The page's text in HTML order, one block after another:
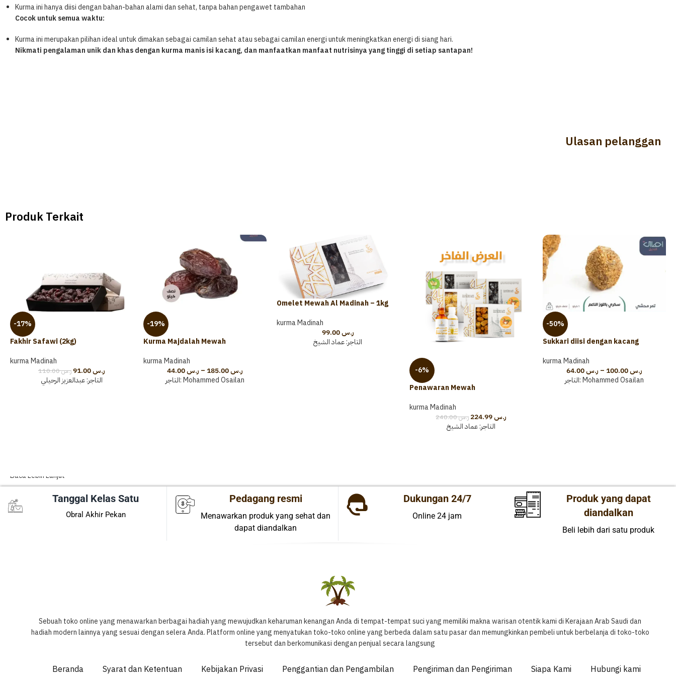
Kurma ini hanya diisi dengan bahan-bahan alami dan sehat, tanpa bahan pengawet tambahan
Cocok untuk semua waktu:
Kurma ini merupakan pilihan ideal untuk dimakan sebagai camilan sehat atau sebagai camilan energi untuk meningkatkan energi di siang hari.
Nikmati pengalaman unik dan khas dengan kurma manis isi kacang, dan manfaatkan manfaat nutrisinya yang tinggi di setiap santapan!
Ulasan pelanggan
Produk Terkait
-17%
Fakhir Safawi (2kg)
kurma Madinah
ر.س110.00 ر.س91.00
التاجر:عبدالعزيز الرحيلي
-19%
Kurma Majdalah Mewah
kurma Madinah
ر.س44.00 – ر.س185.00
التاجر:Mohammed Osailan
Omelet Mewah Al Madinah – 1kg
kurma Madinah
ر.س99.00
التاجر:عماد الشيخ
-6%
Penawaran Mewah
kurma Madinah
ر.س240.00 ر.س224.99
التاجر:عماد الشيخ
-50%
Sukkari diisi dengan kacang
kurma Madinah
ر.س64.00 – ر.س100.00
التاجر:Mohammed Osailan
Baca Lebih Lanjut
Tanggal Kelas Satu
Obral Akhir Pekan
Pedagang resmi
Menawarkan produk yang sehat dan
dapat diandalkan
Dukungan 24/7
Online 24 jam
Produk yang dapat
diandalkan
Beli lebih dari satu produk
Sebuah toko online yang menawarkan berbagai hadiah yang mewujudkan keharuman kenangan Anda di tempat-tempat suci yang memiliki makna warisan otentik kami di Kerajaan Arab Saudi dan
hadiah modern lainnya yang sesuai dengan selera Anda. Platform online yang menyatukan toko-toko online yang berbeda dalam satu pasar dan memungkinkan pembeli untuk berbelanja di toko-toko
tersebut dan berkomunikasi dengan penjual secara langsung
Beranda Syarat dan Ketentuan Kebijakan Privasi Penggantian dan Pengambilan Pengiriman dan Pengiriman Siapa Kami Hubungi kami